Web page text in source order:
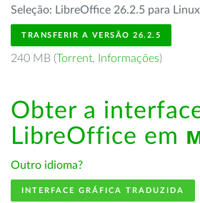
Seleção: LibreOffice 26.2.5 para
TRANSFERIR A VERSÃO 26.2.5
240 MB (Torrent, Informações)
Obter a
LibreOffice em
Outro idioma?
INTERFACE GRÁFICA TRADUZIDA